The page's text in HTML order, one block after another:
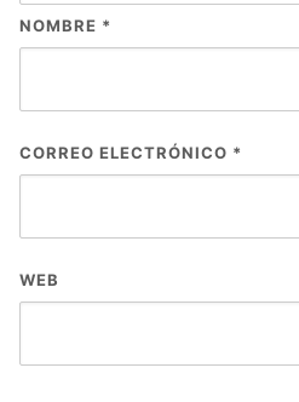
NOMBRE *
CORREO ELECTRÓNICO *
WEB